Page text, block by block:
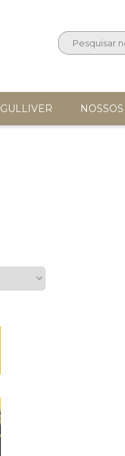
GULLIVER